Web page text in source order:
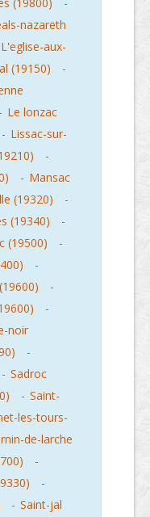
nazareth
L'eglise-aux-
(19150)
-
- Le lonzac
- Lissac-sur-
-
- Mansac
(19320)
-
(19340)
-
(19500)
-
-
-
-
noir
-
- Sadroc
- Saint-
les-tours-
de-larche
-
-
- Saint-jal